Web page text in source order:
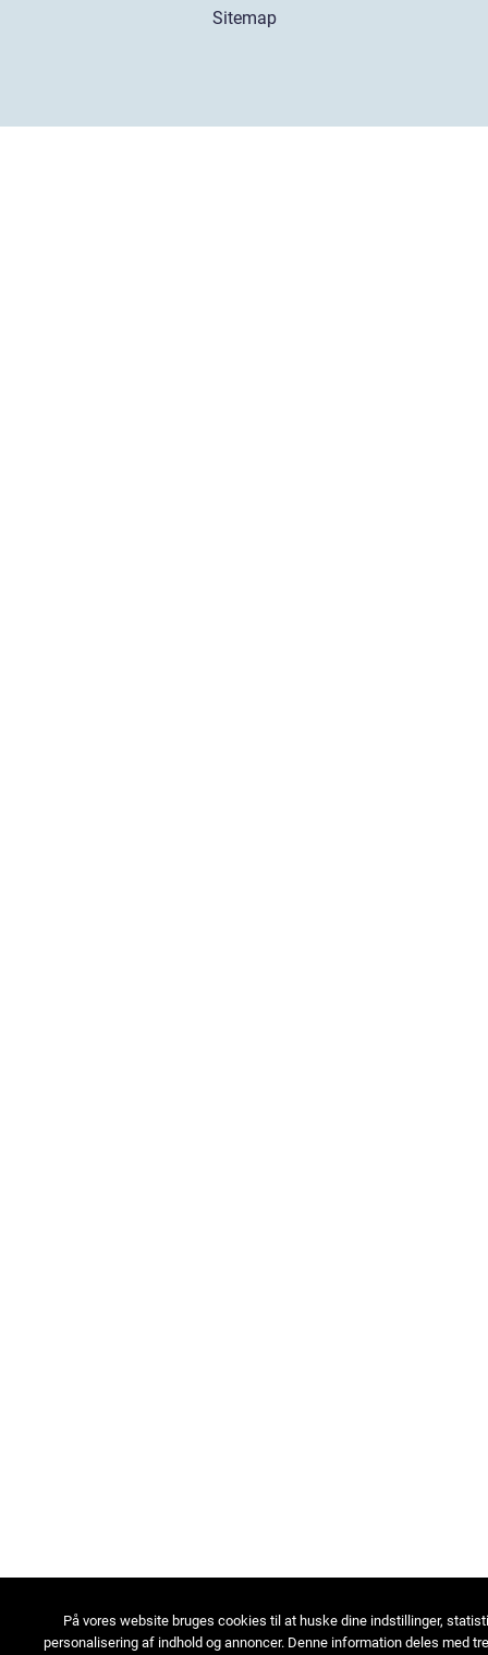
Sitemap
På vores website bruges cookies til at huske dine indstillinger,
personalisering af indhold og annoncer. Denne information deles med